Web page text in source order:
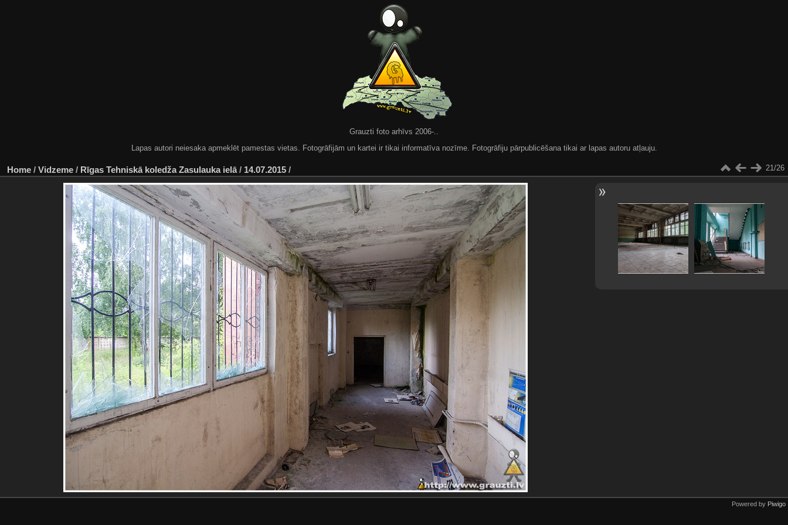
Grauzti foto arhīvs 2006-..
Lapas autori neiesaka apmeklēt pamestas vietas. Fotogrāfijām un kartei ir tikai informatīva nozīme. Fotogrāfiju pārpublicēšana tikai ar lapas autoru atļauju.
Home / Vidzeme / Rīgas Tehniskā koledža Zasulauka ielā/ 14.07.2015 / 21/26
Powered by Piwigo